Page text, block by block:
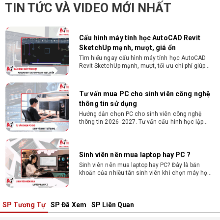
TIN TỨC VÀ VIDEO MỚI NHẤT
Tìm hiểu ngay cấu hình máy tính học AutoCAD
Revit SketchUp mạnh, mượt, tối ưu chi phí giúp
Tư vấn mua PC cho sinh viên công nghệ
thông tin sử dụng
Hướng dẫn chọn PC cho sinh viên công nghệ
thông tin 2026 -2027. Tư vấn cấu hình học lập
Sinh viên nên mua laptop hay PC ?
Sinh viên nên mua laptop hay PC? Đây là băn
khoăn của nhiều tân sinh viên khi chọn máy học
tập. Xem ngay phân tích để chọn thiết bị chuẩn
Laptop Sinh Viên 15–20 Triệu 2026: Cấu
Hình Nào Đáng Tiền?
Tìm laptop sinh viên 15–20 triệu phù hợp ngành
học năm 2026? Khám phá cách chọn cấu hình,
Tổng hợp 7 laptop sinh viên dưới 15 triệu
SP Tương Tự SP Đã Xem SP Liên Quan